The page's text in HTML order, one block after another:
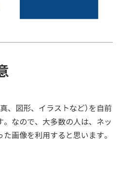
、図形、イラストなど）を自前
。なので、大多数の人は、ネッ
画像を利用すると思います。